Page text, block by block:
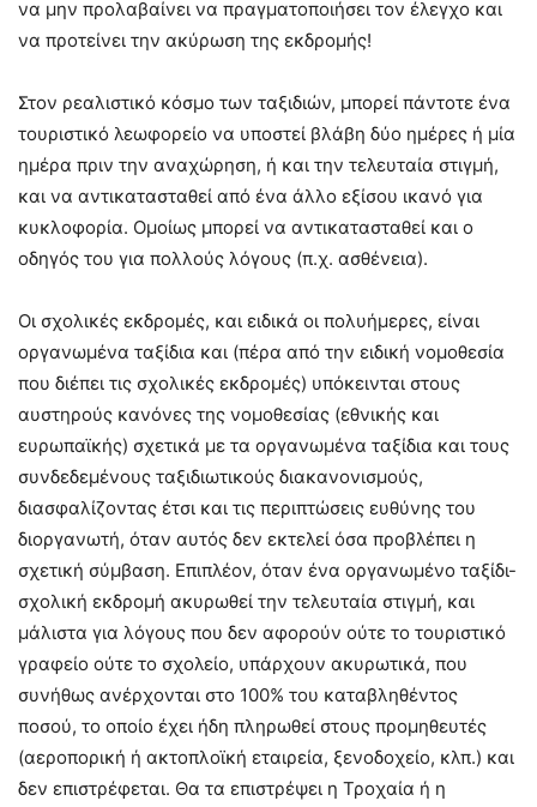
να μην προλαβαίνει να πραγματοποιήσει τον έλεγχο και
να προτείνει την ακύρωση της εκδρομής!
Στον ρεαλιστικό κόσμο των ταξιδιών, μπορεί πάντοτε ένα
τουριστικό λεωφορείο να υποστεί βλάβη δύο ημέρες ή μία
ημέρα πριν την αναχώρηση, ή και την τελευταία στιγμή,
και να αντικατασταθεί από ένα άλλο εξίσου ικανό για
κυκλοφορία. Ομοίως μπορεί να αντικατασταθεί και ο
οδηγός του για πολλούς λόγους (π.χ. ασθένεια).
Οι σχολικές εκδρομές, και ειδικά οι πολυήμερες, είναι
οργανωμένα ταξίδια και (πέρα από την ειδική νομοθεσία
που διέπει τις σχολικές εκδρομές) υπόκεινται στους
αυστηρούς κανόνες της νομοθεσίας (εθνικής και
ευρωπαϊκής) σχετικά με τα οργανωμένα ταξίδια και τους
συνδεδεμένους ταξιδιωτικούς διακανονισμούς,
διασφαλίζοντας έτσι και τις περιπτώσεις ευθύνης του
διοργανωτή, όταν αυτός δεν εκτελεί όσα προβλέπει η
σχετική σύμβαση. Επιπλέον, όταν ένα οργανωμένο ταξίδι-
σχολική εκδρομή ακυρωθεί την τελευταία στιγμή, και
μάλιστα για λόγους που δεν αφορούν ούτε το τουριστικό
γραφείο ούτε το σχολείο, υπάρχουν ακυρωτικά, που
συνήθως ανέρχονται στο 100% του καταβληθέντος
ποσού, το οποίο έχει ήδη πληρωθεί στους προμηθευτές
(αεροπορική ή ακτοπλοϊκή εταιρεία, ξενοδοχείο, κλπ.) και
δεν επιστρέφεται. Θα τα επιστρέψει η Τροχαία ή η